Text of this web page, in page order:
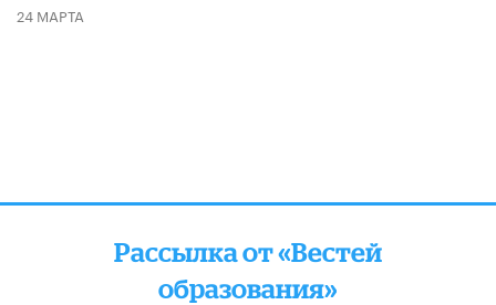
24 МАРТА
Рассылка от «Вестей
образования»